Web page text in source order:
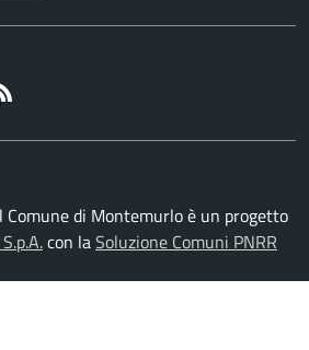
di Montemurlo è un progetto
con laSoluzione Comuni PNRR